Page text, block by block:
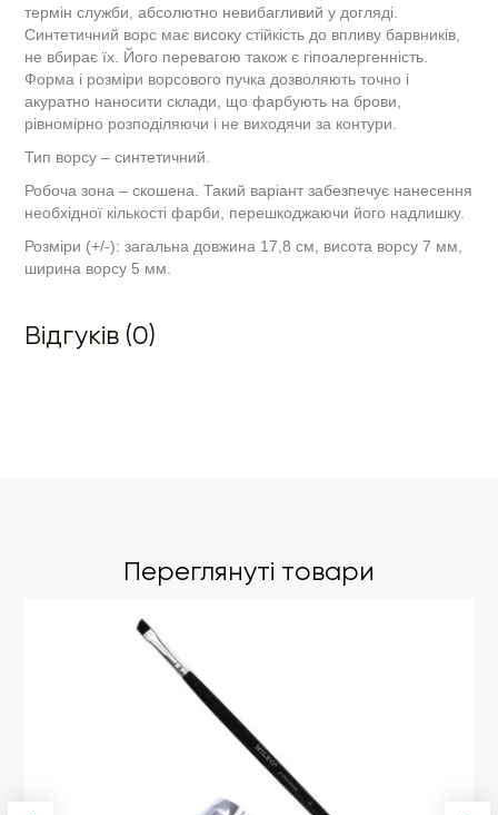
термін служби, абсолютно невибагливий у догляді.
Синтетичний ворс має високу стійкість до впливу барвників,
не вбирає їх. Його перевагою також є гіпоалергенність.
Форма і розміри ворсового пучка дозволяють точно і
акуратно наносити склади, що фарбують на брови,
рівномірно розподіляючи і не виходячи за контури.
Тип ворсу – синтетичний.
Робоча зона – скошена. Такий варіант забезпечує нанесення
необхідної кількості фарби, перешкоджаючи його надлишку.
Розміри (+/-): загальна довжина 17,8 см, висота ворсу 7 мм,
ширина ворсу 5 мм.
Відгуків (0)
Переглянуті товари